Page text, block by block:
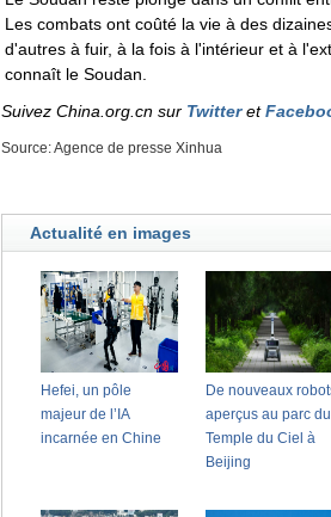
Les combats ont coûté la vie à des
d'autres à fuir, à la fois à l'intérieur et à
connaît le Soudan.
Suivez China.org.cn sur Twitter et
Source: Agence de presse Xinhua